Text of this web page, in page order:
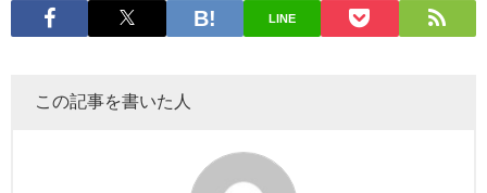
LINE
この記事を書いた人